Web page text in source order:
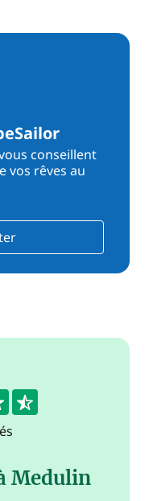
conseillent
vos rêves au
Medulin